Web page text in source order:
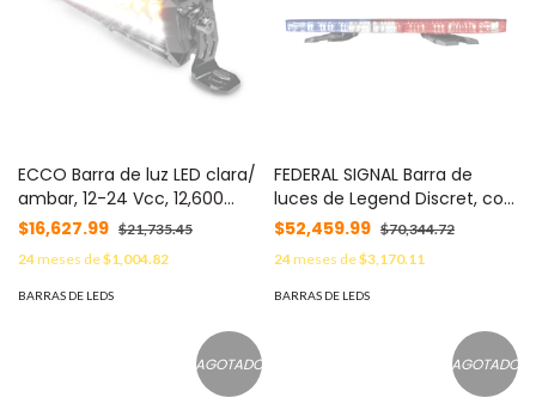
ECCO Barra de luz LED clara/
ambar, 12-24 Vcc, 12,600
lumenes, IP67 MOD: EW-
$16,627.99 $21,735.45
24meses de$1,004.82
BARRAS DE LEDS
FEDERAL SIGNAL Barra de
luces de Legend Discret, con
tecnología Solaris y ROC, 78
Leds y montaje de Gancho
MOD: LPD45Z9785
$52,459.99 $70,344.72
24meses de$3,170.11
BARRAS DE LEDS
AGOTADO AGOTADO